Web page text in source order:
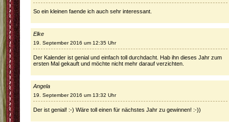
So ein kleinen faende ich auch sehr interessant.
Elke
19. September 2016 um 12:35 Uhr
Der Kalender ist genial und einfach toll durchdacht. Hab ihn dieses Jahr zum
ersten Mal gekauft und möchte nicht mehr darauf verzichten.
Angela
19. September 2016 um 13:32 Uhr
Der ist genial! :-) Wäre toll einen für nächstes Jahr zu gewinnen! :-))